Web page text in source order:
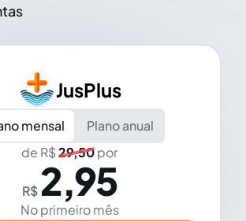
JusPlus
mensal
Plano anual
de R$29,50por
R$ 2,95
No primeiro mês